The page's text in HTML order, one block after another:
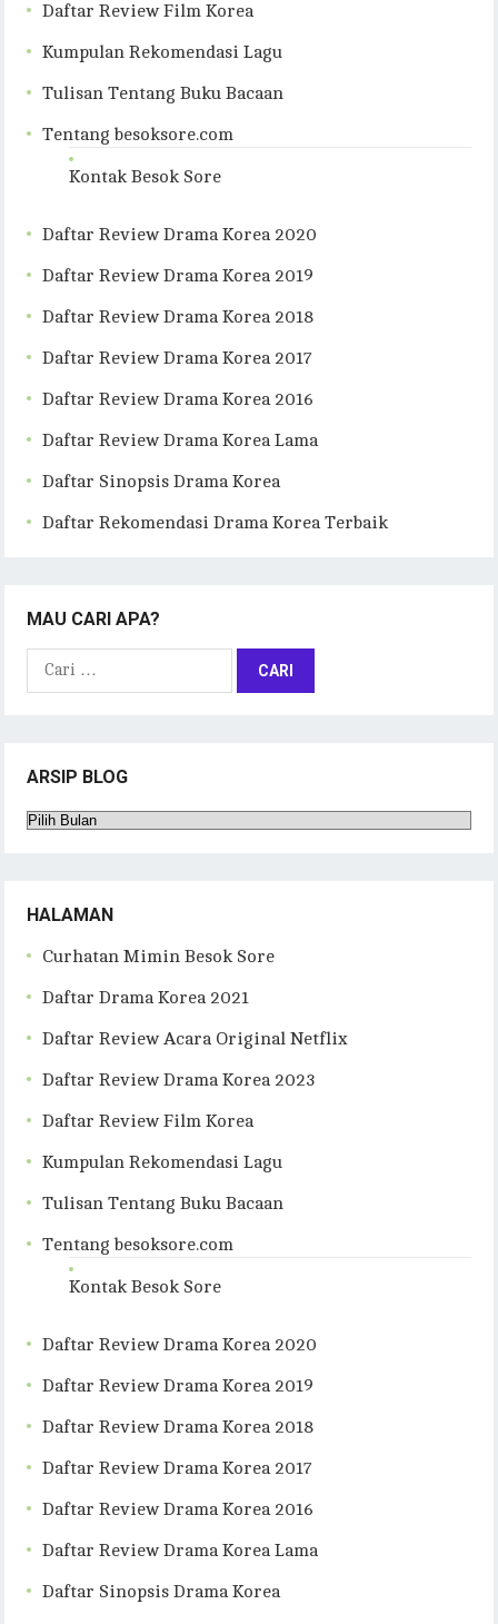
Daftar Review Film Korea
Kumpulan Rekomendasi Lagu
Tulisan Tentang Buku Bacaan
Tentang besoksore.com
Kontak Besok Sore
Daftar Review Drama Korea 2020
Daftar Review Drama Korea 2019
Daftar Review Drama Korea 2018
Daftar Review Drama Korea 2017
Daftar Review Drama Korea 2016
Daftar Review Drama Korea Lama
Daftar Sinopsis Drama Korea
Daftar Rekomendasi Drama Korea Terbaik
MAU CARI APA?
Cari
ARSIP BLOG
Arsip
HALAMAN
Curhatan Mimin Besok Sore
Daftar Drama Korea 2021
Daftar Review Acara Original Netflix
Daftar Review Drama Korea 2023
Daftar Review Film Korea
Kumpulan Rekomendasi Lagu
Tulisan Tentang Buku Bacaan
Tentang besoksore.com
Kontak Besok Sore
Daftar Review Drama Korea 2020
Daftar Review Drama Korea 2019
Daftar Review Drama Korea 2018
Daftar Review Drama Korea 2017
Daftar Review Drama Korea 2016
Daftar Review Drama Korea Lama
Daftar Sinopsis Drama Korea